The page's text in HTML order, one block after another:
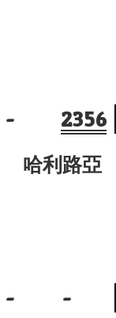
- 2356
路亞
- -